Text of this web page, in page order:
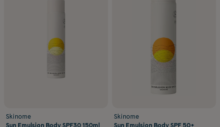
Skinome
Sun Emulsion Body SPF30 150ml
Skinome
Sun Emulsion Body SPF 50+